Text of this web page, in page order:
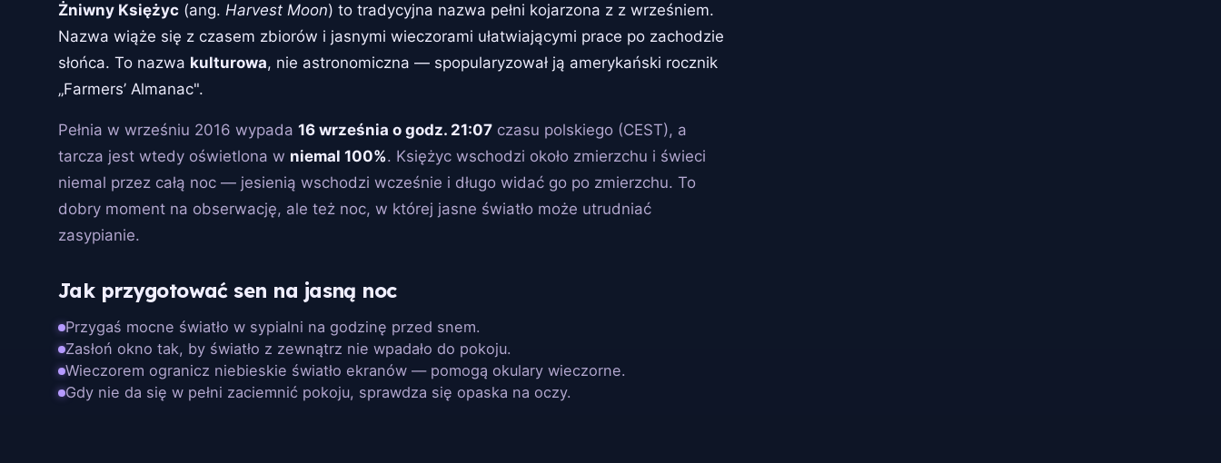
Żniwny Księżyc (ang. Harvest Moon) to tradycyjna nazwa pełni kojarzona z z wrześniem.
Nazwa wiąże się z czasem zbiorów i jasnymi wieczorami ułatwiającymi prace po zachodzie
słońca. To nazwa kulturowa, nie astronomiczna — spopularyzował ją amerykański rocznik
„Farmers’ Almanac".
Pełnia w wrześniu 2016 wypada 16 września o godz. 21:07 czasu polskiego (CEST), a
tarcza jest wtedy oświetlona w niemal 100%. Księżyc wschodzi około zmierzchu i świeci
niemal przez całą noc — jesienią wschodzi wcześnie i długo widać go po zmierzchu. To
dobry moment na obserwację, ale też noc, w której jasne światło może utrudniać
zasypianie.
Jak przygotować sen na jasną noc
Przygaś mocne światło w sypialni na godzinę przed snem.
Zasłoń okno tak, by światło z zewnątrz nie wpadało do pokoju.
Wieczorem ogranicz niebieskie światło ekranów — pomogą okulary wieczorne.
Gdy nie da się w pełni zaciemnić pokoju, sprawdza się opaska na oczy.